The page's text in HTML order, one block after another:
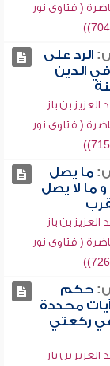
( فتاوى نور
الرد على
الدين
العزيز بن باز
( فتاوى نور
ما يصل
ما لا يصل
العزيز بن باز
( فتاوى نور
حكم
محددة
في ركعتي
العزيز بن باز